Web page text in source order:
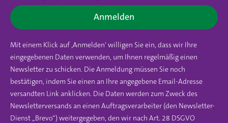
Anmelden
Mit einem Klick auf ‚Anmelden‘ willigen Sie ein, dass wir Ihre
eingegebenen Daten verwenden, um Ihnen regelmäßig einen
Newsletter zu schicken. Die Anmeldung müssen Sie noch
bestätigen, indem Sie einen an Ihre angegebene Email-Adresse
versandten Link anklicken. Die Daten werden zum Zweck des
Newsletterversands an einen Auftragsverarbeiter (den Newsletter-
Dienst „Brevo“) weitergegeben, den wir nach Art. 28 DSGVO